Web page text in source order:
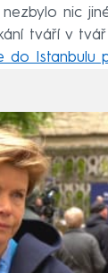
nezbylo nic
tváří v tvář
do Istanbulu